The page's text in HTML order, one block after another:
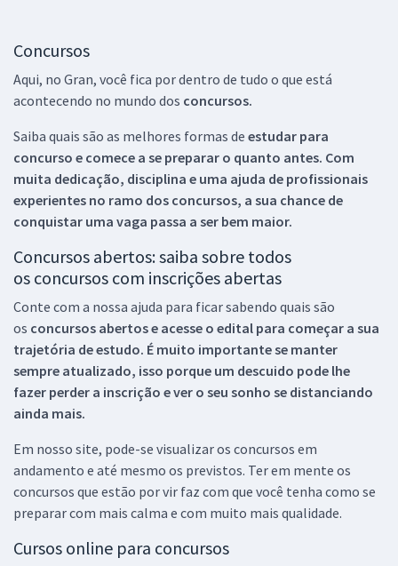
Concursos
Aqui, no Gran, você fica por dentro de tudo o que está
acontecendo no mundo dos concursos.
Saiba quais são as melhores formas de estudar para
concurso e comece a se preparar o quanto antes. Com
muita dedicação, disciplina e uma ajuda de profissionais
experientes no ramo dos concursos, a sua chance de
conquistar uma vaga passa a ser bem maior.
Concursos abertos: saiba sobre todos
os concursos com inscrições abertas
Conte com a nossa ajuda para ficar sabendo quais são
os concursos abertos e acesse o edital para começar a sua
trajetória de estudo. É muito importante se manter
sempre atualizado, isso porque um descuido pode lhe
fazer perder a inscrição e ver o seu sonho se distanciando
ainda mais.
Em nosso site, pode-se visualizar os concursos em
andamento e até mesmo os previstos. Ter em mente os
concursos que estão por vir faz com que você tenha como se
preparar com mais calma e com muito mais qualidade.
Cursos online para concursos